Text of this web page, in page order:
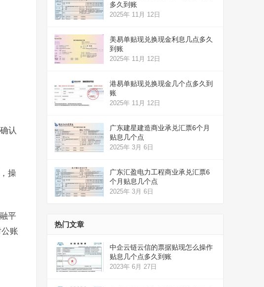
认
操
平
账
多久到账
2025年 11月 12日
美易单贴现兑换现金利息几点多久
到账
2025年 11月 12日
港易单贴现兑换现金几个点多久到
账
2025年 11月 12日
广东建星建造商业承兑汇票6个月
贴息几个点
2025年 3月 6日
广东汇盈电力工程商业承兑汇票6
个月贴息几个点
2025年 3月 6日
热门文章
中企云链云信的票据贴现怎么操作
贴息几个点多久到账
2023年 6月 27日